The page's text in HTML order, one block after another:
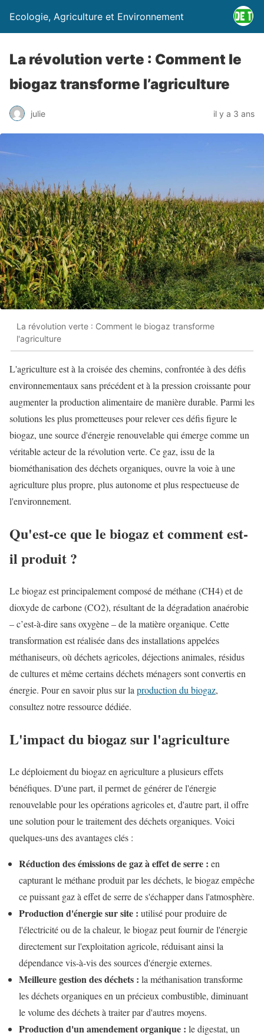
Ecologie, Agriculture et Environnement
La révolution verte : Comment le
biogaz transforme l’agriculture
julie il y a 3 ans
La révolution verte : Comment le biogaz transforme
l'agriculture
L'agriculture est à la croisée des chemins, confrontée à des défis
environnementaux sans précédent et à la pression croissante pour
augmenter la production alimentaire de manière durable. Parmi les
solutions les plus prometteuses pour relever ces défis figure le
biogaz, une source d'énergie renouvelable qui émerge comme un
véritable acteur de la révolution verte. Ce gaz, issu de la
biométhanisation des déchets organiques, ouvre la voie à une
agriculture plus propre, plus autonome et plus respectueuse de
l'environnement.
Qu'est-ce que le biogaz et comment est-
il produit ?
Le biogaz est principalement composé de méthane (CH4) et de
dioxyde de carbone (CO2), résultant de la dégradation anaérobie
– c’est-à-dire sans oxygène – de la matière organique. Cette
transformation est réalisée dans des installations appelées
méthaniseurs, où déchets agricoles, déjections animales, résidus
de cultures et même certains déchets ménagers sont convertis en
énergie. Pour en savoir plus sur la production du biogaz,
consultez notre ressource dédiée.
L'impact du biogaz sur l'agriculture
Le déploiement du biogaz en agriculture a plusieurs effets
bénéfiques. D'une part, il permet de générer de l'énergie
renouvelable pour les opérations agricoles et, d'autre part, il offre
une solution pour le traitement des déchets organiques. Voici
quelques-uns des avantages clés :
Réduction des émissions de gaz à effet de serre : en
capturant le méthane produit par les déchets, le biogaz empêche
ce puissant gaz à effet de serre de s'échapper dans l'atmosphère.
Production d'énergie sur site : utilisé pour produire de
l'électricité ou de la chaleur, le biogaz peut fournir de l'énergie
directement sur l'exploitation agricole, réduisant ainsi la
dépendance vis-à-vis des sources d'énergie externes.
Meilleure gestion des déchets : la méthanisation transforme
les déchets organiques en un précieux combustible, diminuant
le volume des déchets à traiter par d'autres moyens.
Production d'un amendement organique : le digestat, un